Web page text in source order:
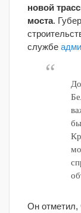
новой
моста.
службе
Он отметил,